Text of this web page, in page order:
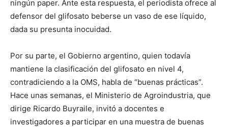
ningún paper. Ante esta respuesta, el periodista ofrece al
defensor del glifosato beberse un vaso de ese líquido,
dada su presunta inocuidad.
Por su parte, el Gobierno argentino, quien todavía
mantiene la clasificación del glifosato en nivel 4,
contradiciendo a la OMS, habla de “buenas prácticas”.
Hace unas semanas, el Ministerio de Agroindustria, que
dirige Ricardo Buyraile, invitó a docentes e
investigadores a participar en una muestra de buenas